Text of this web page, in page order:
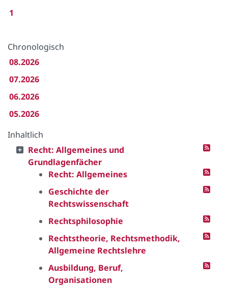
1
Chronologisch
08.2026
07.2026
06.2026
05.2026
Inhaltlich
Recht: Allgemeines und
Grundlagenfächer
Recht: Allgemeines
Geschichte der
Rechtswissenschaft
Rechtsphilosophie
Rechtstheorie, Rechtsmethodik,
Allgemeine Rechtslehre
Ausbildung, Beruf,
Organisationen